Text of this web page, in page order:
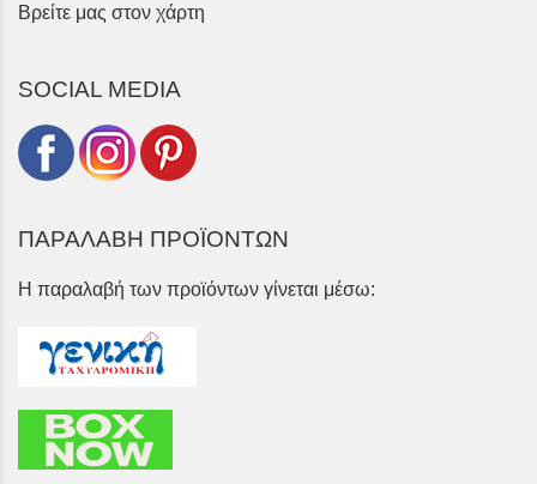
Βρείτε μας στον χάρτη
SOCIAL MEDIA
ΠΑΡΑΛΑΒΗ ΠΡΟΪΟΝΤΩΝ
Η παραλαβή των προϊόντων γίνεται μέσω: